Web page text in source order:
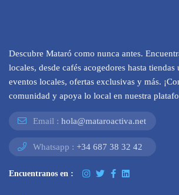
Descubre Mataró como nunca antes.
locales, desde cafés acogedores hasta
eventos locales, ofertas exclusivas y más.
comunidad y apoya lo local en nuestra
Email : hola@mataroactiva.net
Whatsapp : +34 687 38 32 42
Encuentranos en :